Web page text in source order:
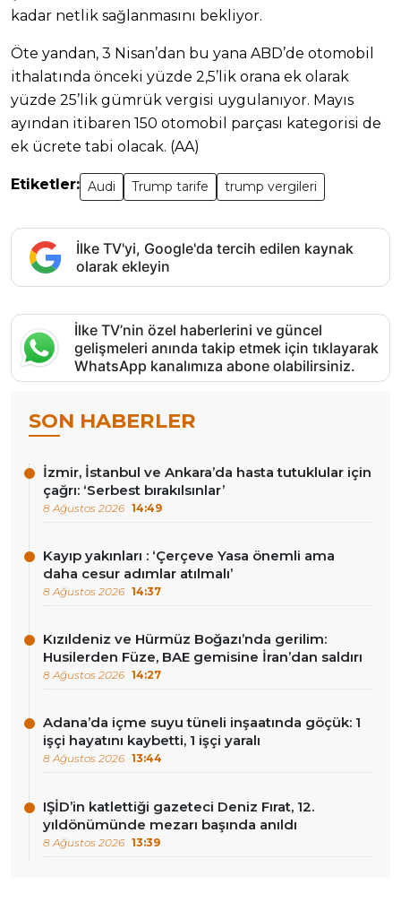
kadar netlik sağlanmasını bekliyor.
Öte yandan, 3 Nisan’dan bu yana ABD’de otomobil
ithalatında önceki yüzde 2,5’lik orana ek olarak
yüzde 25’lik gümrük vergisi uygulanıyor. Mayıs
ayından itibaren 150 otomobil parçası kategorisi de
ek ücrete tabi olacak. (AA)
Etiketler: Audi Trump tarife trump vergileri
İlke TV'yi, Google'da tercih edilen kaynak
olarak ekleyin
İlke TV’nin özel haberlerini ve güncel
gelişmeleri anında takip etmek için tıklayarak
WhatsApp kanalımıza abone olabilirsiniz.
SON HABERLER
İzmir, İstanbul ve Ankara’da hasta tutuklular için
çağrı: ‘Serbest bırakılsınlar’
8 Ağustos 2026 14:49
Kayıp yakınları : ‘Çerçeve Yasa önemli ama
daha cesur adımlar atılmalı’
8 Ağustos 2026 14:37
Kızıldeniz ve Hürmüz Boğazı’nda gerilim:
Husilerden Füze, BAE gemisine İran’dan saldırı
8 Ağustos 2026 14:27
Adana’da içme suyu tüneli inşaatında göçük: 1
işçi hayatını kaybetti, 1 işçi yaralı
8 Ağustos 2026 13:44
IŞİD’in katlettiği gazeteci Deniz Fırat, 12.
yıldönümünde mezarı başında anıldı
8 Ağustos 2026 13:39